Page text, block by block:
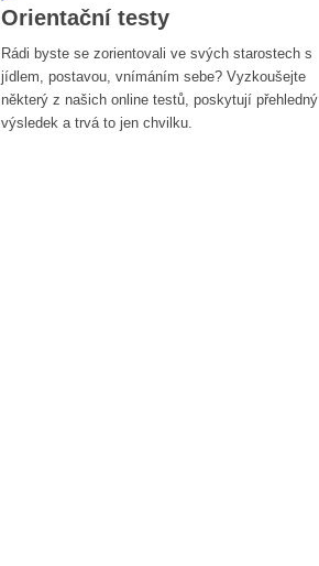
Orientační testy
Rádi byste se zorientovali ve svých starostech s
jídlem, postavou, vnímáním sebe? Vyzkoušejte
některý z našich online testů, poskytují přehledný
výsledek a trvá to jen chvilku.